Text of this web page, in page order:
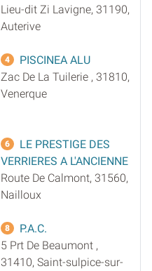
Lieu-dit Zi Lavigne, 31190,
Auterive
4
PISCINEA ALU
Zac De La Tuilerie , 31810,
Venerque
6
LE PRESTIGE DES
VERRIERES A L'ANCIENNE
Route De Calmont, 31560,
Nailloux
8
P.A.C.
5 Prt De Beaumont ,
31410, Saint-sulpice-sur-